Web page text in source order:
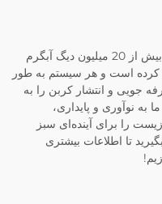
با داشتن 19 سال تجربه، شرکت سیدیت بیش از 20 میلیون دیگ آبگرم
است و هر سیستم به طور
صرفه جویی و انتشار کربن را به
ما به نوآوری و پایداری،
را برای آینده‌ای سبز
تا اطلاعات بیشتری